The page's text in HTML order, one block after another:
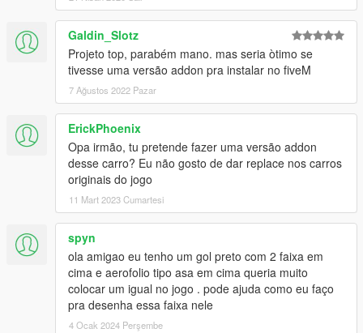
Galdin_Slotz
Projeto top, parabém mano. mas seria òtimo se
tivesse uma versão addon pra instalar no fiveM
7 Ağustos 2022 Pazar
ErickPhoenix
Opa irmão, tu pretende fazer uma versão addon
desse carro? Eu não gosto de dar replace nos carros
originais do jogo
11 Mart 2023 Cumartesi
spyn
ola amigao eu tenho um gol preto com 2 faixa em
cima e aerofolio tipo asa em cima queria muito
colocar um igual no jogo . pode ajuda como eu faço
pra desenha essa faixa nele
4 Ocak 2024 Perşembe